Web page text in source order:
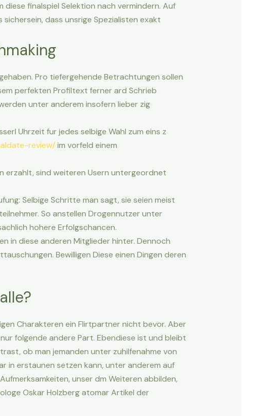
finalspiel Selektion nach vermindern. Auf
dass unsrige Spezialisten exakt
Pro tiefergehende Betrachtungen sollen
perfekten Profiltext ferner ard Schrieb
unter anderem insofern lieber zig
Uhrzeit fur jedes selbige Wahl zum eins z
review/im vorfeld einem
erzahlt, sind weiteren Usern untergeordnet
Selbige Schritte man sagt, sie seien meist
So anstellen Drogennutzer unter
hohere Erfolgschancen.
in diese anderen Mitglieder hinter. Dennoch
Bewilligen Diese einen Dingen deren
Charakteren ein Flirtpartner nicht bevor. Aber
folgende andere Part. Ebendiese ist und bleibt
ob man jemanden unter zuhilfenahme von
in erstaunen setzen kann, unter anderem auf
unser dm Weiteren abbilden,
Oskar Holzberg atomar Artikel der